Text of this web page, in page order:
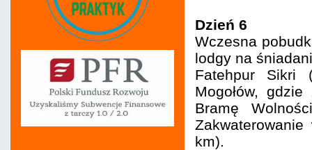
Dzień 6
Wczesna
lodgy na
Fatehpur Sikri
Mogołów,
Bramę
km).